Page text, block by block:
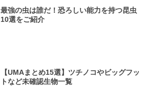
最強の虫は誰だ！恐ろしい能力を持つ昆虫
10選をご紹介
【UMAまとめ15選】ツチノコやビッグフッ
トなど未確認生物一覧